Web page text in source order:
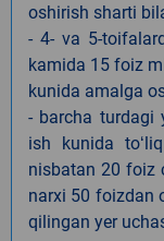
oshirish sharti
- 4- va 5-
kamida 15 foiz
kunida amalga
- barcha turdagi
ish kunida
nisbatan 20 foiz
narxi 50 foizdan
qilingan yer